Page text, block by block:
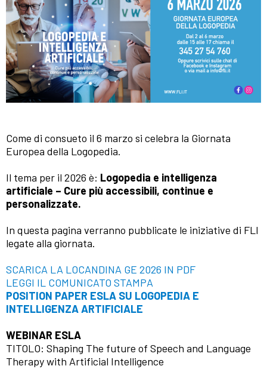
Come di consueto il 6 marzo si celebra la Giornata
Europea della Logopedia.
Il tema per il 2026 è: Logopedia e intelligenza
artificiale – Cure più accessibili, continue e
personalizzate.
In questa pagina verranno pubblicate le iniziative di FLI
legate alla giornata.
SCARICA LA LOCANDINA GE 2026 IN PDF
LEGGI IL COMUNICATO STAMPA
POSITION PAPER ESLA SU LOGOPEDIA E
INTELLIGENZA ARTIFICIALE
WEBINAR ESLA
TITOLO: Shaping The future of Speech and Language
Therapy with Artificial Intelligence